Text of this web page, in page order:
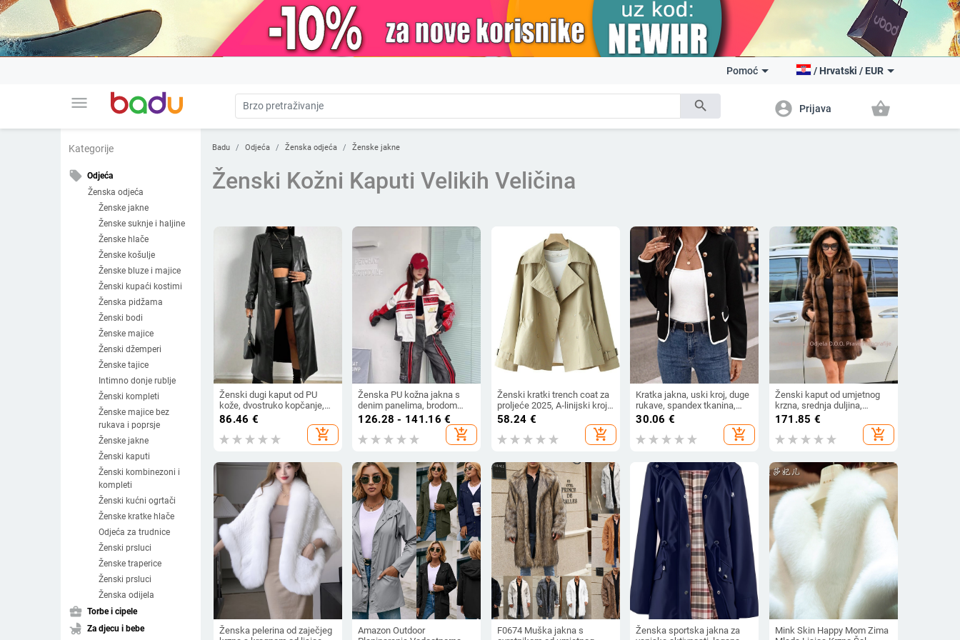
menu search
Pomoć / Hrvatski / EUR
account_circle Prijava shopping_basket
Kategorije
local_offer Odjeća
Ženska odjeća
Ženske jakne
Ženske suknje i haljine
Ženske hlače
Ženske košulje
Ženske bluze i majice
Ženski kupaći kostimi
Ženska pidžama
Ženski bodi
Ženske majice
Ženski džemperi
Ženske tajice
Intimno donje rublje
Ženski kompleti
Ženske majice bez
rukava i poprsje
Ženske jakne
Ženski kaputi
Ženski kombinezoni i
kompleti
Ženski kućni ogrtači
Ženske kratke hlače
Odjeća za trudnice
Ženski prsluci
Ženske traperice
Ženski prsluci
Ženska odijela
business_center Torbe i cipele
child_friendly Za djecu i bebe
Badu Odjeća Ženska odjeća Ženske jakne
Ženski Kožni Kaputi Velikih Veličina
Ženski dugi kaput od PU
kože, dvostruko kopčanje,
ovratnik stila sakoa,
poliester tkanina, duljina 80–
100 cm
86.46 €
add_shopping_cart
Ženska PU kožna jakna s
denim panelima, brodom
slova i graffiti uzorci —
gradski stil, jesen 2025,
stojeći ovratnik, dugi rukavi
126.28 - 141.16 €
add_shopping_cart
Ženski kratki trench coat za
proljeće 2025, A‑linijski kroj,
halter ovratnik, dugi rukavi,
58.24 €
add_shopping_cart
Kratka jakna, uski kroj, duge
rukave, spandex tkanina,
francuski chic stil
30.06 €
add_shopping_cart
Ženski kaput od umjetnog
krzna, srednja duljina,
kapuljača, dugi rukavi,
171.85 €
add_shopping_cart
Ženska pelerina od zaječjeg
Amazon Outdoor
F0674 Muška jakna s
Ženska sportska jakna za
Mink Skin Happy Mom Zima